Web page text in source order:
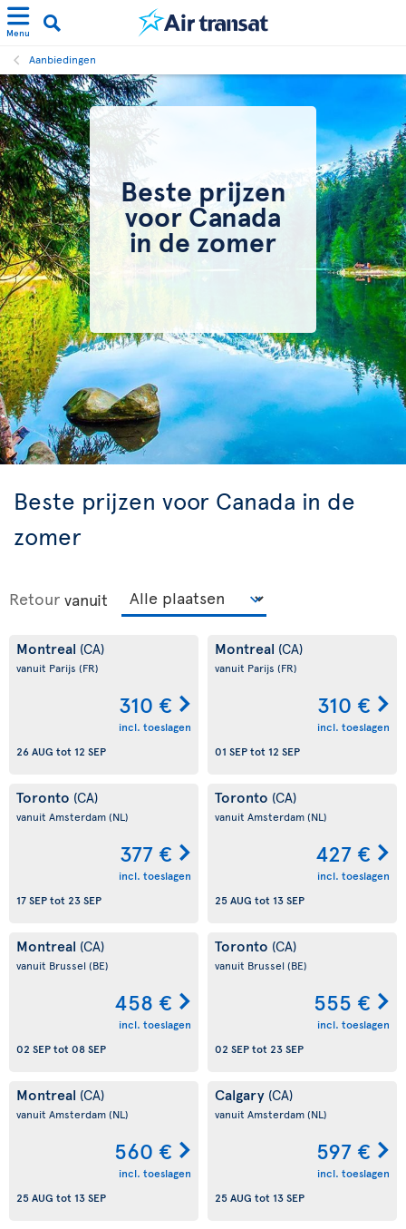
Menu
Aanbiedingen
Beste prijzen
voor Canada
in de zomer
Beste prijzen voor Canada in de
zomer
Retour vanuit
Montreal (CA)
vanuit Parijs (FR)
310 €
incl. toeslagen
26 AUG tot 12 SEP
Montreal (CA)
vanuit Parijs (FR)
310 €
incl. toeslagen
01 SEPtot 12 SEP
Toronto (CA)
vanuit Amsterdam(NL)
377 €
incl. toeslagen
17 SEPtot 23 SEP
Toronto (CA)
vanuit Amsterdam(NL)
427 €
incl. toeslagen
25 AUG tot 13 SEP
Montreal (CA)
vanuit Brussel (BE)
458 €
incl. toeslagen
02 SEPtot 08 SEP
Toronto (CA)
vanuit Brussel (BE)
555 €
incl. toeslagen
02 SEPtot 23 SEP
Montreal (CA)
vanuit Amsterdam(NL)
560 €
incl. toeslagen
25 AUG tot 13 SEP
Calgary (CA)
vanuit Amsterdam(NL)
597 €
incl. toeslagen
25 AUG tot 13 SEP